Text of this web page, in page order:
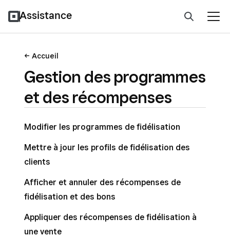
Assistance
Accueil
Gestion des programmes
et des récompenses
Modifier les programmes de fidélisation
Mettre à jour les profils de fidélisation des
clients
Afficher et annuler des récompenses de
fidélisation et des bons
Appliquer des récompenses de fidélisation à
une vente